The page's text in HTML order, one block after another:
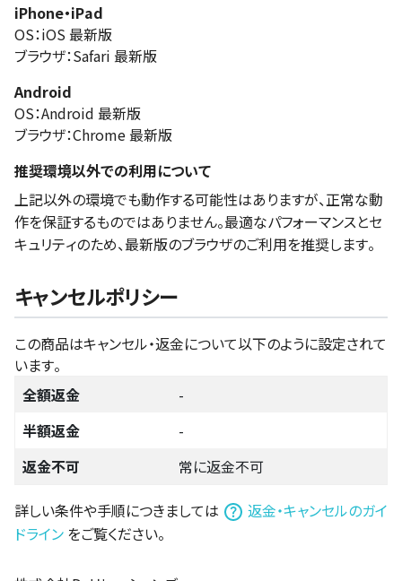
iPhone・iPad
OS：iOS 最新版
ブラウザ：Safari 最新版
Android
OS：Android 最新版
ブラウザ：Chrome 最新版
推奨環境以外での利用について
上記以外の環境でも動作する可能性はありますが、正常な動
作を保証するものではありません。最適なパフォーマンスとセ
キュリティのため、最新版のブラウザのご利用を推奨します。
キャンセルポリシー
この商品はキャンセル・返金について以下のように設定されて
います。
全額返金
-
半額返金
-
返金不可
常に返金不可
詳しい条件や手順につきましては
返金・キャンセルのガイ
ドライン をご覧ください。